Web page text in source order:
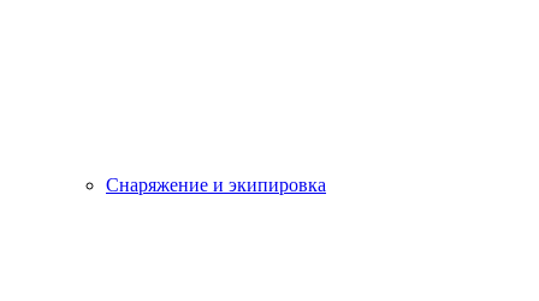
Снаряжение и экипировка